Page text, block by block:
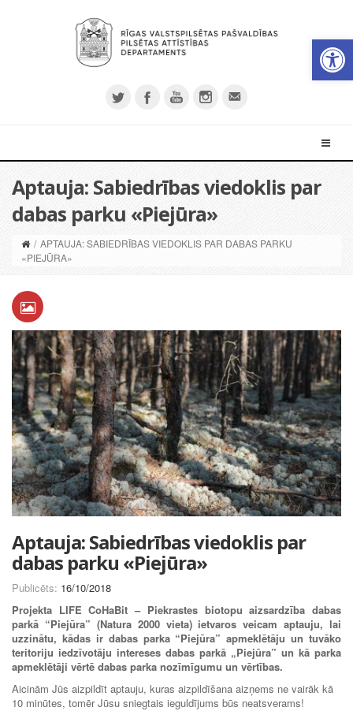
Aptauja: Sabiedrības viedoklis par
dabas parku «Piejūra»
/ APTAUJA: SABIEDRĪBAS VIEDOKLIS PAR DABAS PARKU
«PIEJŪRA»
Aptauja: Sabiedrības viedoklis par
dabas parku «Piejūra»
Publicēts: 16/10/2018
Projekta LIFE CoHaBit – Piekrastes biotopu aizsardzība dabas
parkā “Piejūra” (Natura 2000 vieta) ietvaros veicam aptauju, lai
uzzinātu, kādas ir dabas parka “Piejūra” apmeklētāju un tuvāko
teritoriju iedzīvotāju intereses dabas parkā „Piejūra” un kā parka
apmeklētāji vērtē dabas parka nozīmīgumu un vērtības.
Aicinām Jūs aizpildīt aptauju, kuras aizpildīšana aizņems ne vairāk kā
10 minūtes, tomēr Jūsu sniegtais ieguldījums būs neatsverams!